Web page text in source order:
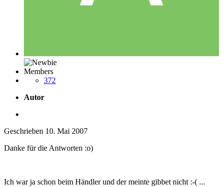
Members
372
Autor
Geschrieben 10. Mai 2007
Danke für die Antworten :o)
Ich war ja schon beim Händler und der meinte gibbet nicht :-( ...